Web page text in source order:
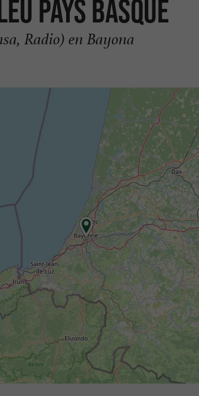
Pays Basque
Radio) en Bayona